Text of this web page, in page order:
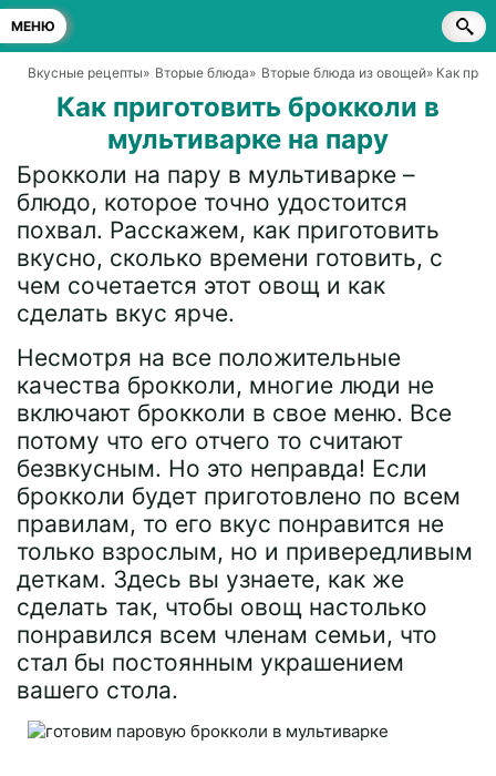
МЕНЮ
Вкусные рецепты» Вторые блюда» Вторые блюда из овощей» Как
Как приготовить брокколи в
мультиварке на пару
Брокколи на пару в мультиварке –
блюдо, которое точно удостоится
похвал. Расскажем, как приготовить
вкусно, сколько времени готовить, с
чем сочетается этот овощ и как
сделать вкус ярче.
Несмотря на все положительные
качества брокколи, многие люди не
включают брокколи в свое меню. Все
потому что его отчего то считают
безвкусным. Но это неправда! Если
брокколи будет приготовлено по всем
правилам, то его вкус понравится не
только взрослым, но и привередливым
деткам. Здесь вы узнаете, как же
сделать так, чтобы овощ настолько
понравился всем членам семьи, что
стал бы постоянным украшением
вашего стола.